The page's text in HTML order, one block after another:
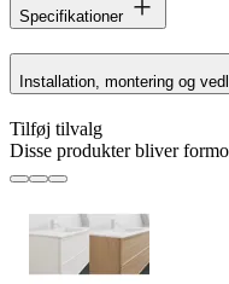
Specifikationer
Installation, montering og
Tilføj tilvalg
Disse produkter bliver